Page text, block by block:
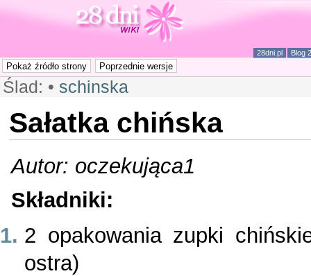
28dni.pl Blog
Ślad: • schinska
Sałatka chińska
Autor: oczekująca1
Składniki:
2 opakowania zupki
ostra)